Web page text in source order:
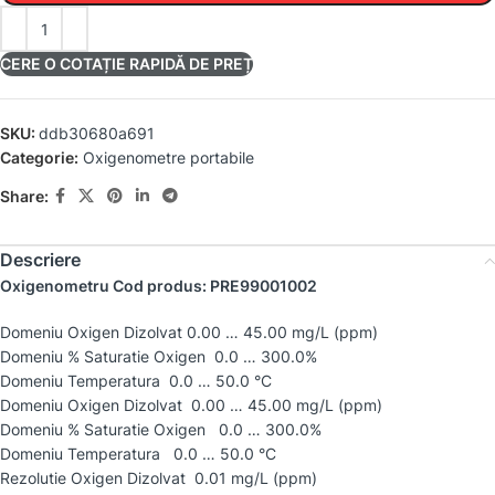
CERE O COTAȚIE RAPIDĂ DE PREȚ
SKU: ddb30680a691
Categorie: Oxigenometre portabile
Share:
Descriere
Oxigenometru Cod produs: PRE99001002
Domeniu Oxigen Dizolvat 0.00 … 45.00 mg/L (ppm)
Domeniu % Saturatie Oxigen 0.0 … 300.0%
Domeniu Temperatura 0.0 … 50.0 °C
Domeniu Oxigen Dizolvat 0.00 … 45.00 mg/L (ppm)
Domeniu % Saturatie Oxigen 0.0 … 300.0%
Domeniu Temperatura 0.0 … 50.0 °C
Rezolutie Oxigen Dizolvat 0.01 mg/L (ppm)